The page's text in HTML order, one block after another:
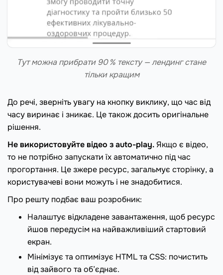
Тут можна прибрати 90 % тексту — лендинг стане
тільки кращим
До речі, зверніть увагу на кнопку виклику, що час від
часу виринає і зникає. Це також досить оригінальне
рішення.
Не використовуйте відео з auto-play. Якщо є відео,
то не потрібно запускати їх автоматично під час
прогортання. Це зжере ресурс, загальмує сторінку, а
користувачеві вони можуть і не знадобитися.
Про решту подбає ваш розробник:
Налаштує відкладене завантаження, щоб ресурс
йшов передусім на найважливіший стартовий
екран.
Мінімізує та оптимізує HTML та CSS: почистить
від зайвого та об’єднає.